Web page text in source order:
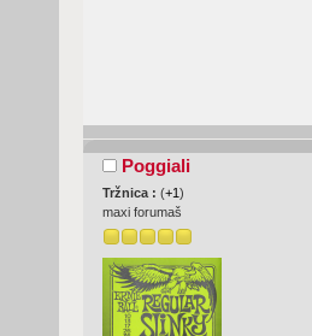
Poggiali
Tržnica : (+1)
maxi forumaš